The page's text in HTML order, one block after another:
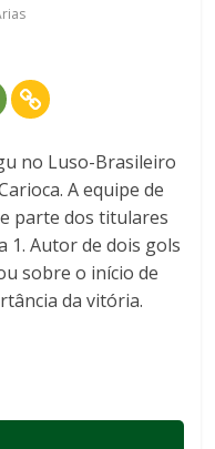
no Luso-Brasileiro
A equipe de
parte dos titulares
1. Autor de dois gols
sobre o início de
da vitória.